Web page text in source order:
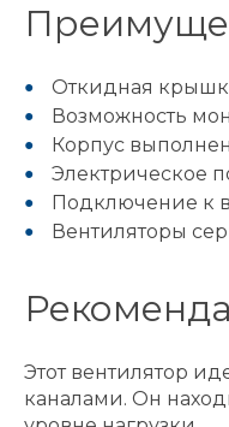
Откидная
Возможность
Корпус
Электрическое
Подключение к
Вентиляторы
Этот вентилятор
каналами. Он